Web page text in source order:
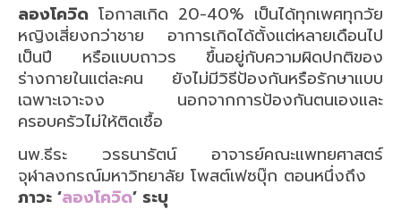
ลองโควิด โอกาสเกิด 20-40% เป็นได้ทุกเพศทุกวัย
หญิงเสี่ยงกว่าชาย อาการเกิดได้ตั้งแต่หลายเดือนไป
เป็นปี หรือแบบถาวร ขึ้นอยู่กับความผิดปกติของ
ร่างกายในแต่ละคน ยังไม่มีวิธีป้องกันหรือรักษาแบบ
เฉพาะเจาะจง นอกจากการป้องกันตนเองและ
ครอบครัวไม่ให้ติดเชื้อ
นพ.ธีระ วรธนารัตน์ อาจารย์คณะแพทยศาสตร์
จุฬาลงกรณ์มหาวิทยาลัย โพสต์เฟซบุ๊ก ตอนหนึ่งถึง
ภาวะ ‘ลองโควิด’ ระบุ